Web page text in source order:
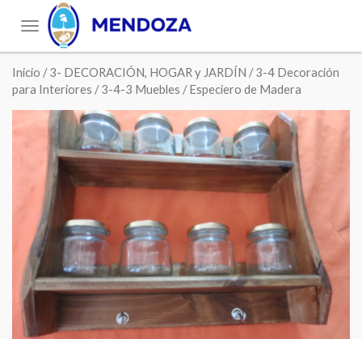
Toggle
navigation
Inicio /3- DECORACIÓN, HOGAR y JARDÍN /3-4 Decoración
para Interiores /3-4-3 Muebles / Especiero de Madera